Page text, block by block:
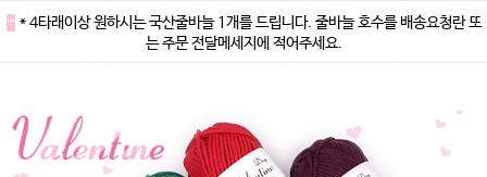
-* 4타래이상 원하시는 국산줄바늘 1개를 드립니다. 줄바늘 호수를 배송요청란 또
는 주문 전달메세지에 적어주세요.